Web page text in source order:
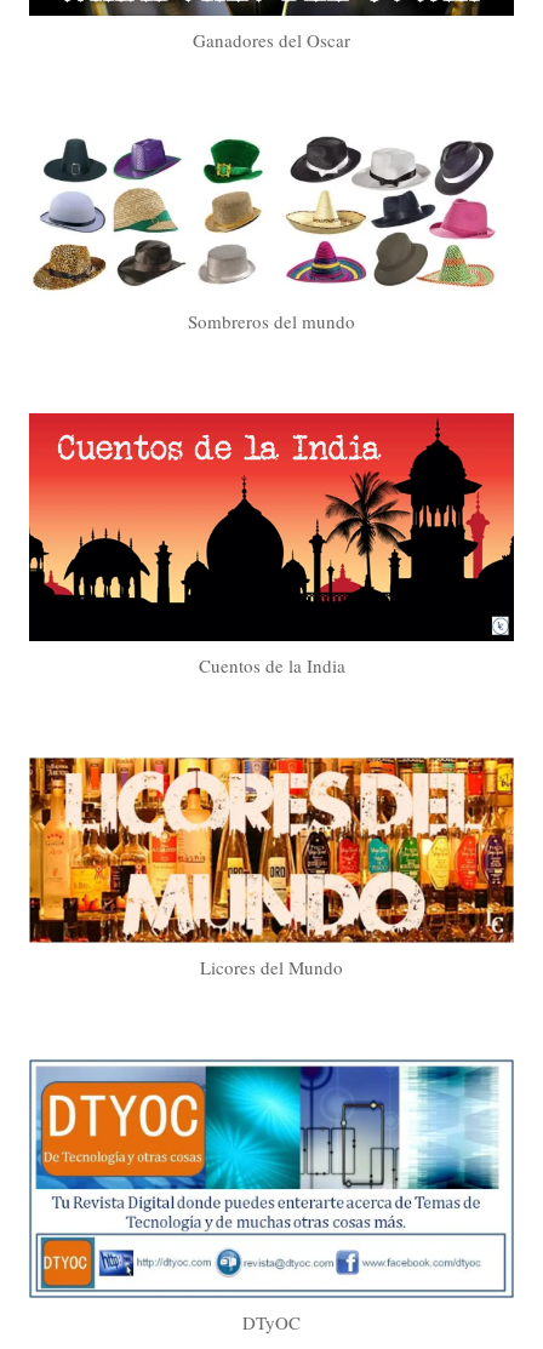
Ganadores del Oscar
Sombreros del mundo
Cuentos de la India
Licores del Mundo
DTyOC